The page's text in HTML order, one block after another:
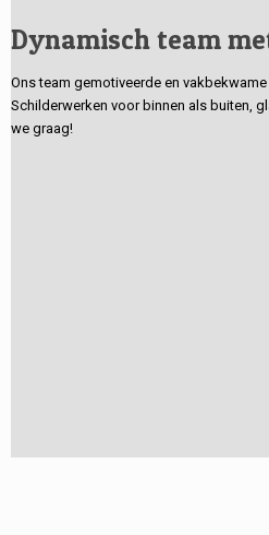
Dynamisch team
Ons team gemotiveerde en
Schilderwerken voor binnen als buiten,
we graag!